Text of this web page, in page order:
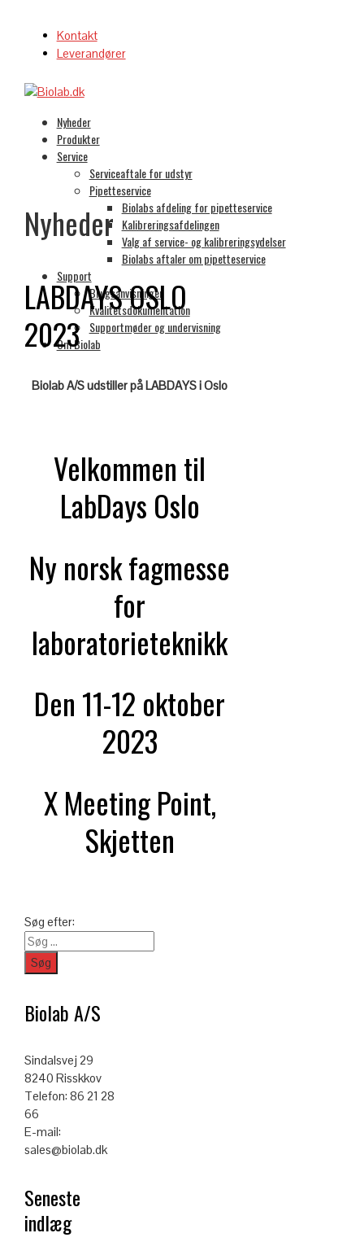
Kontakt
Leverandører
Nyheder
Produkter
Service
Serviceaftale for udstyr
Pipetteservice
Biolabs afdeling for pipetteservice
Kalibreringsafdelingen
Valg af service- og kalibreringsydelser
Biolabs aftaler om pipetteservice
Support
Brugsanvisninger
Kvalitetsdokumentation
Supportmøder og undervisning
Om Biolab
Nyheder
LABDAYS OSLO
2023
Biolab A/S udstiller på LABDAYS i Oslo
Velkommen til
LabDays Oslo
Ny norsk fagmesse
for
laboratorieteknikk
Den 11-12 oktober
2023
X Meeting Point,
Skjetten
Søg efter:
Biolab A/S
Sindalsvej 29
8240 Risskkov
Telefon: 86 21 28
66
E-mail:
sales@biolab.dk
Seneste
indlæg